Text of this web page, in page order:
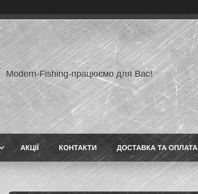
Modern-Fishing-працюємо для Вас!
АКЦІЇ КОНТАКТИ ДОСТАВКА ТА ОПЛАТА